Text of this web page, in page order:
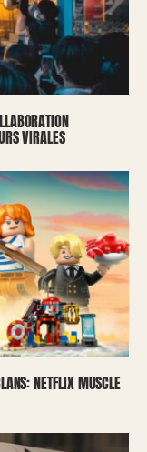
VIRALES
NETFLIX MUSCLE